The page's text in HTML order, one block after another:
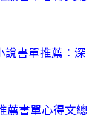
說書單推薦：深
薦書單心得文總